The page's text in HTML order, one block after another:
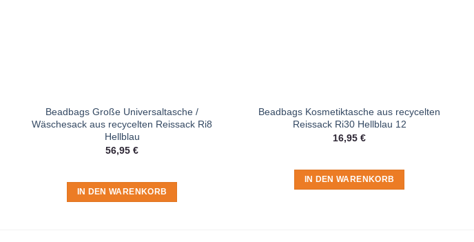
Beadbags Große Universaltasche /
Wäschesack aus recycelten Reissack Ri8
Hellblau
56,95 €
IN DEN WARENKORB
Beadbags Kosmetiktasche aus recycelten
Reissack Ri30 Hellblau 12
16,95 €
IN DEN WARENKORB